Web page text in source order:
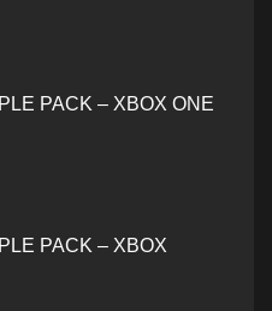
PACK – XBOX ONE
PACK – XBOX